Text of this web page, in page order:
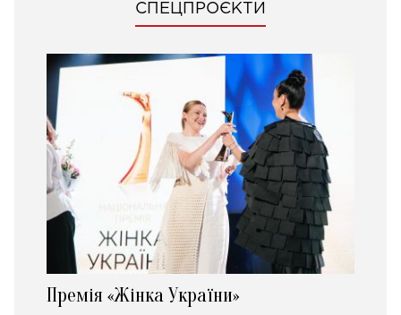
СПЕЦПРОЄКТИ
Премія «Жінка України»